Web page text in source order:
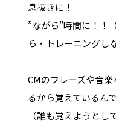
息抜きに！
”ながら”時間に！！
ら・トレーニングし
CMのフレーズや音
るから覚えているんで
（誰も覚えようと